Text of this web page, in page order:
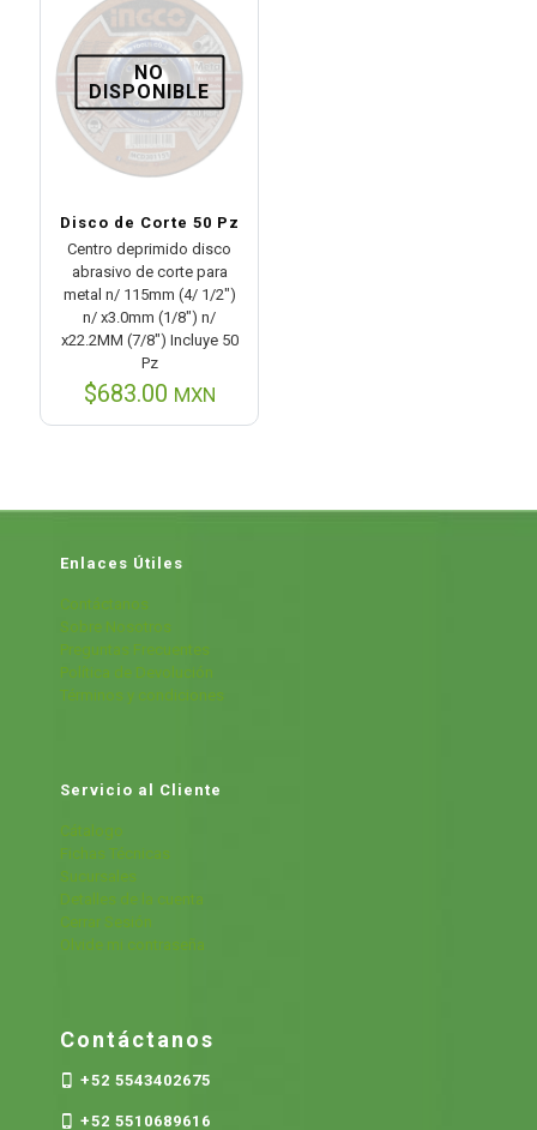
NO
DISPONIBLE
Disco de Corte 50 Pz
Centro deprimido disco
abrasivo de corte para
metal n/ 115mm (4/ 1/2″)
n/ x3.0mm (1/8″) n/
x22.2MM (7/8″) Incluye 50
Pz
$683.00 MXN
Enlaces Útiles
Contáctanos
Sobre Nosotros
Preguntas Frecuentes
Política de Devolución
Términos y condiciones
Servicio al Cliente
Cátalogo
Fichas Técnicas
Sucursales
Detalles de la cuenta
Cerrar Sesión
Olvide mi contraseña
Contáctanos
+52 5543402675
+52 5510689616